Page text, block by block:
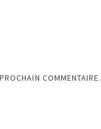
COMMENTAIRE.